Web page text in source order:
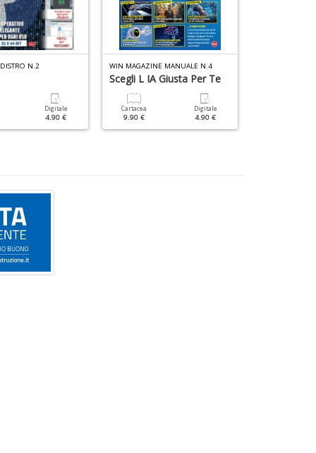
N.2
Digitale
4.90 €
WIN MAGAZINE MANUALE N.4
Scegli L IA Giusta Per Te
Cartacea
9.90 €
Digitale
4.90 €